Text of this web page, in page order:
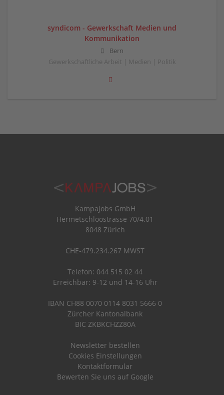
syndicom - Gewerkschaft Medien und
Kommunikation
Bern
Gewerkschaftliche Arbeit | Medien | Politik
Kampajobs GmbH
Hermetschloostrasse 70/4.01
8048 Zürich
CHE-479.234.267 MWST
Telefon: 044 515 02 44
Erreichbar: 9-12 und 14-16 Uhr
IBAN CH88 0070 0114 8031 5666 0
Zürcher Kantonalbank
BIC ZKBKCHZZ80A
Newsletter bestellen
Cookies Einstellungen
Kontaktformular
Bewerten Sie uns auf Google